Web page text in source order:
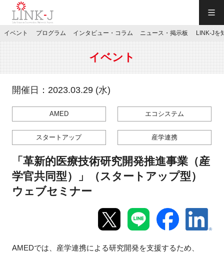
JP／EN
特別会員専用メニュー
お問い合わせ
イベント プログラム インタビュー・コラム ニュース・掲示板 LINK-Jを
イベント
開催日：2023.03.29 (水)
AMED エコシステム
スタートアップ 産学連携
「革新的医療技術研究開発推進事業（産
学官共同型）」（スタートアップ型）
ウェブセミナー
AMEDでは、産学連携による研究開発を支援するため、